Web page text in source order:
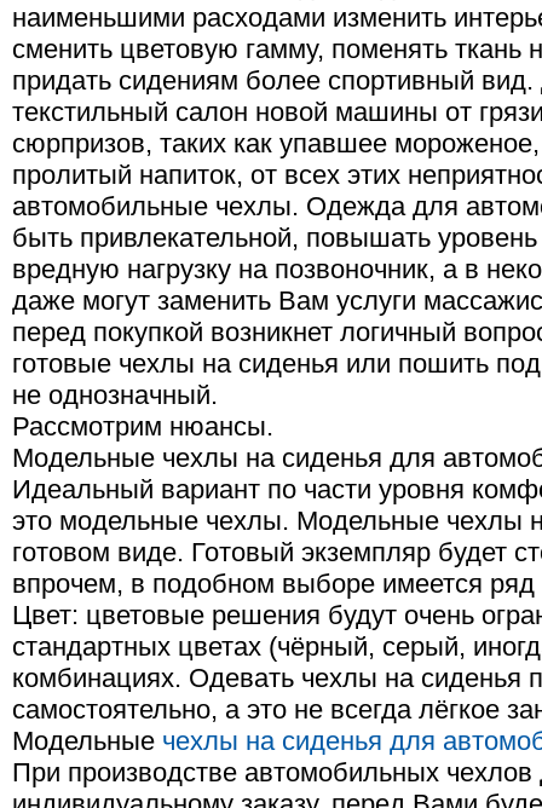
наименьшими расходами изменить
сменить цветовую гамму, поменять ткань
придать сидениям более спортивный
текстильный салон новой машины от
сюрпризов, таких как упавшее
пролитый напиток, от всех этих
автомобильные чехлы. Одежда для
быть привлекательной, повышать
вредную нагрузку на позвоночник, а в
даже могут заменить Вам услуги
перед покупкой возникнет логичный
готовые чехлы на сиденья или пошить
не однозначный.
Рассмотрим нюансы.
Модельные чехлы на сиденья для
Идеальный вариант по части уровня
это модельные чехлы. Модельные чехлы
готовом виде. Готовый экземпляр будет
впрочем, в подобном выборе имеется ряд
Цвет: цветовые решения будут очень
стандартных цветах (чёрный, серый,
комбинациях. Одевать чехлы на сиденья
самостоятельно, а это не всегда лёгкое
Модельные чехлы на сиденья для
При производстве автомобильных